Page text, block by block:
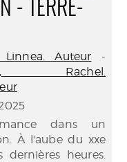
- TERRE-
Linnea. Auteur -
Rachel.
dans un
À l'aube du xxe
dernières heures.